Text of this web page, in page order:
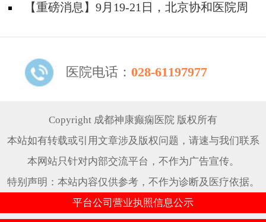
题！
天坛&首钢医院两大专家蓉城亲诊+癫痫大额救
【重磅消息】9月19-21日，北京协和医院周
线！
医院电话： 028-61197977
Copyright 成都神康癫痫医院 版权所有
本站如有转载或引用文章涉及版权问题，请速与我们联系
本网站只针对内部交流平台，不作为广告宣传。
特别声明：本站内容仅供参考，不作为诊断及医疗依据。
平台公司营业执照信息公示